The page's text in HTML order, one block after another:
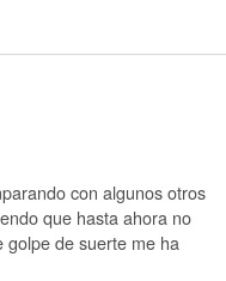
con algunos otros
que hasta ahora no
de suerte me ha